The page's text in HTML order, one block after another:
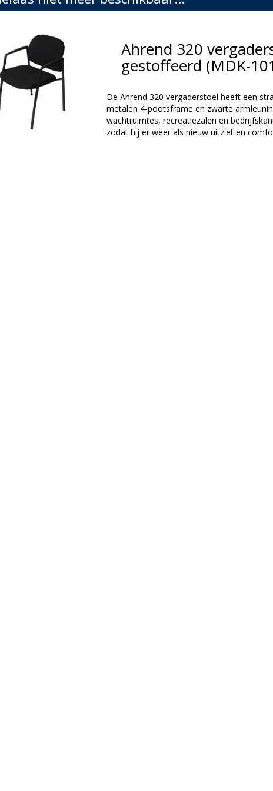
Ahrend 320
gestoffeerd (MDK-
De Ahrend 320 vergaderstoel heeft een
metalen 4-pootsframe en zwarte
wachtruimtes, recreatiezalen en
zodat hij er weer als nieuw uitziet en